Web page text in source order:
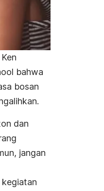
bahwa
bosan
dan
jangan